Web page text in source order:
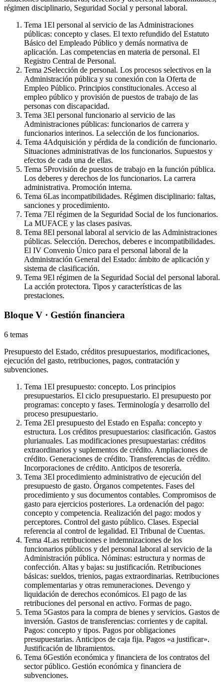
régimen disciplinario, Seguridad Social y personal laboral.
Tema 1El personal al servicio de las Administraciones
públicas: concepto y clases. El texto refundido del Estatuto
Básico del Empleado Público y demás normativa de
aplicación. Las competencias en materia de personal. El
Registro Central de Personal.
Tema 2Selección de personal. Los procesos selectivos en la
Administración pública y su conexión con la Oferta de
Empleo Público. Principios constitucionales. Acceso al
empleo público y provisión de puestos de trabajo de las
personas con discapacidad.
Tema 3El personal funcionario al servicio de las
Administraciones públicas: funcionarios de carrera y
funcionarios interinos. La selección de los funcionarios.
Tema 4Adquisición y pérdida de la condición de funcionario.
Situaciones administrativas de los funcionarios. Supuestos y
efectos de cada una de ellas.
Tema 5Provisión de puestos de trabajo en la función pública.
Los deberes y derechos de los funcionarios. La carrera
administrativa. Promoción interna.
Tema 6Las incompatibilidades. Régimen disciplinario: faltas,
sanciones y procedimiento.
Tema 7El régimen de la Seguridad Social de los funcionarios.
La MUFACE y las clases pasivas.
Tema 8El personal laboral al servicio de las Administraciones
públicas. Selección. Derechos, deberes e incompatibilidades.
El IV Convenio Único para el personal laboral de la
Administración General del Estado: ámbito de aplicación y
sistema de clasificación.
Tema 9El régimen de la Seguridad Social del personal laboral.
La acción protectora. Tipos y características de las
prestaciones.
Bloque V · Gestión financiera
6 temas
Presupuesto del Estado, créditos presupuestarios, modificaciones,
ejecución del gasto, retribuciones, pagos, contratación y
subvenciones.
Tema 1El presupuesto: concepto. Los principios
presupuestarios. El ciclo presupuestario. El presupuesto por
programas: concepto y fases. Terminología y desarrollo del
proceso presupuestario.
Tema 2El presupuesto del Estado en España: concepto y
estructura. Los créditos presupuestarios: clasificación. Gastos
plurianuales. Las modificaciones presupuestarias: créditos
extraordinarios y suplementos de crédito. Ampliaciones de
crédito. Generaciones de crédito. Transferencias de crédito.
Incorporaciones de crédito. Anticipos de tesorería.
Tema 3El procedimiento administrativo de ejecución del
presupuesto de gasto. Órganos competentes. Fases del
procedimiento y sus documentos contables. Compromisos de
gasto para ejercicios posteriores. La ordenación del pago:
concepto y competencia. Realización del pago: modos y
perceptores. Control del gasto público. Clases. Especial
referencia al control de legalidad. El Tribunal de Cuentas.
Tema 4Las retribuciones e indemnizaciones de los
funcionarios públicos y del personal laboral al servicio de la
Administración pública. Nóminas: estructura y normas de
confección. Altas y bajas: su justificación. Retribuciones
básicas: sueldos, trienios, pagas extraordinarias. Retribuciones
complementarias y otras remuneraciones. Devengo y
liquidación de derechos económicos. El pago de las
retribuciones del personal en activo. Formas de pago.
Tema 5Gastos para la compra de bienes y servicios. Gastos de
inversión. Gastos de transferencias: corrientes y de capital.
Pagos: concepto y tipos. Pagos por obligaciones
presupuestarias. Anticipos de caja fija. Pagos «a justificar».
Justificación de libramientos.
Tema 6Gestión económica y financiera de los contratos del
sector público. Gestión económica y financiera de
subvenciones.